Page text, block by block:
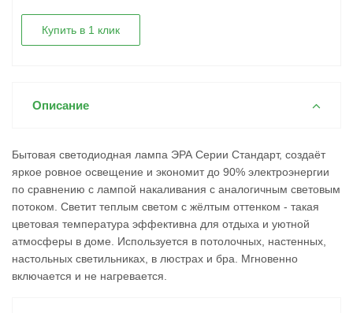
Купить в 1 клик
Описание
Бытовая светодиодная лампа ЭРА Серии Стандарт, создаёт
яркое ровное освещение и экономит до 90% электроэнергии
по сравнению с лампой накаливания с аналогичным световым
потоком. Светит теплым светом с жёлтым оттенком - такая
цветовая температура эффективна для отдыха и уютной
атмосферы в доме. Используется в потолочных, настенных,
настольных светильниках, в люстрах и бра. Мгновенно
включается и не нагревается.